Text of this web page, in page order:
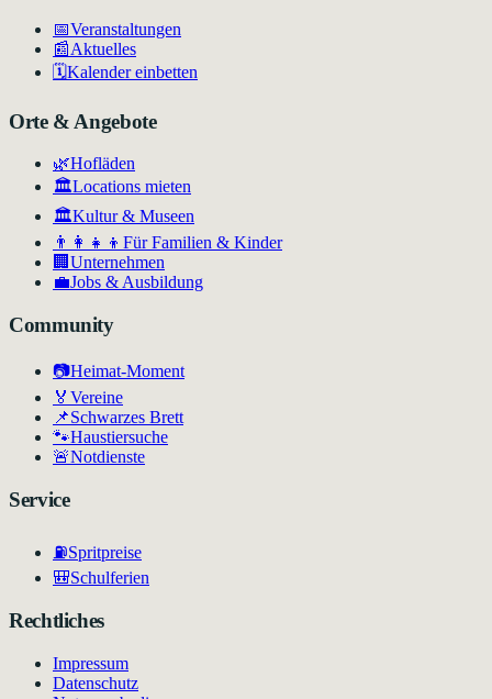
📅Veranstaltungen
📰Aktuelles
🗓️Kalender einbetten
Orte & Angebote
🌿Hofläden
🏛️Locations mieten
🏛Kultur & Museen
👨‍👩‍👧‍👦 Für Familien & Kinder
🏢 Unternehmen
💼Jobs & Ausbildung
Community
📷Heimat-Moment
🏅 Vereine
📌Schwarzes Brett
🐾Haustiersuche
🚨Notdienste
Service
⛽Spritpreise
🎒Schulferien
Rechtliches
Impressum
Datenschutz